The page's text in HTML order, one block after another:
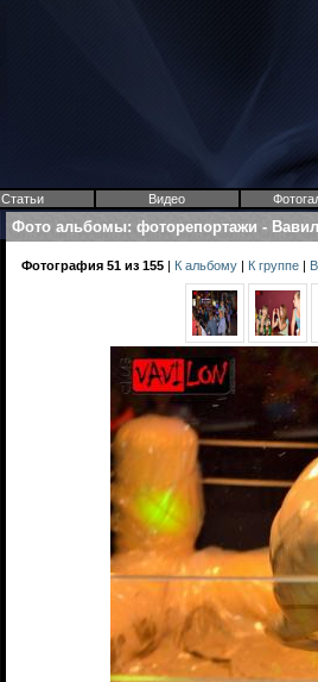
Статьи Видео
Фото альбомы: фоторепортажи -
Фотография 51 из 155 | К альбому | К группе |